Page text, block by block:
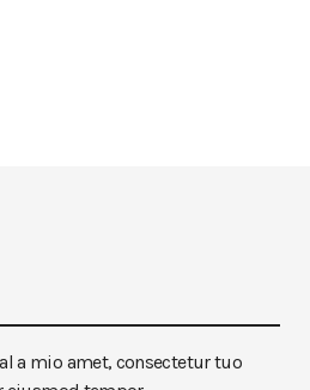
a mio amet, consectetur tuo